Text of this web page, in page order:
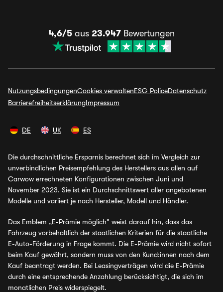
4,6/5aus 23.947Bewertungen
NutzungsbedingungenCookies verwaltenESG PoliceDatenschutz
BarrierefreiheitserklärungImpressum
DE UK ES
Die durchschnittliche Ersparnis berechnet sich im Vergleich zur
unverbindlichen Preisempfehlung des Herstellers aus allen auf
Carwow errechneten Konfigurationen zwischen Juni und
November 2023. Sie ist ein Durchschnittswert aller angebotenen
Modelle und variiert je nach Hersteller, Modell und Händler.
Das Emblem „E-Prämie möglich" weist darauf hin, dass das
Fahrzeug vorbehaltlich der staatlichen Kriterien für die staatliche
E-Auto-Förderung in Frage kommt. Die E-Prämie wird nicht sofort
beim Kauf gewährt, sondern muss von den Kund:innen nach dem
Kauf beantragt werden. Bei Leasingverträgen wird die E-Prämie
durch eine entsprechende Anzahlung berücksichtigt, die sich im
monatlichen Preis widerspiegelt.